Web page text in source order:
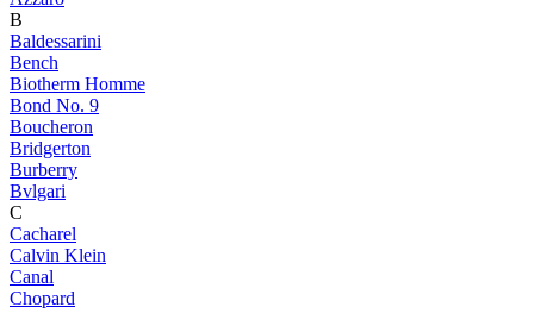
B
Baldessarini
Bench
Biotherm Homme
Bond No. 9
Boucheron
Bridgerton
Burberry
Bvlgari
C
Cacharel
Calvin Klein
Canal
Chopard